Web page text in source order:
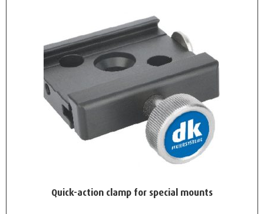
Quick-action clamp for special mounts